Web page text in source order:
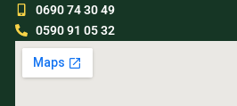
0690 74 30 49
0590 91 05 32